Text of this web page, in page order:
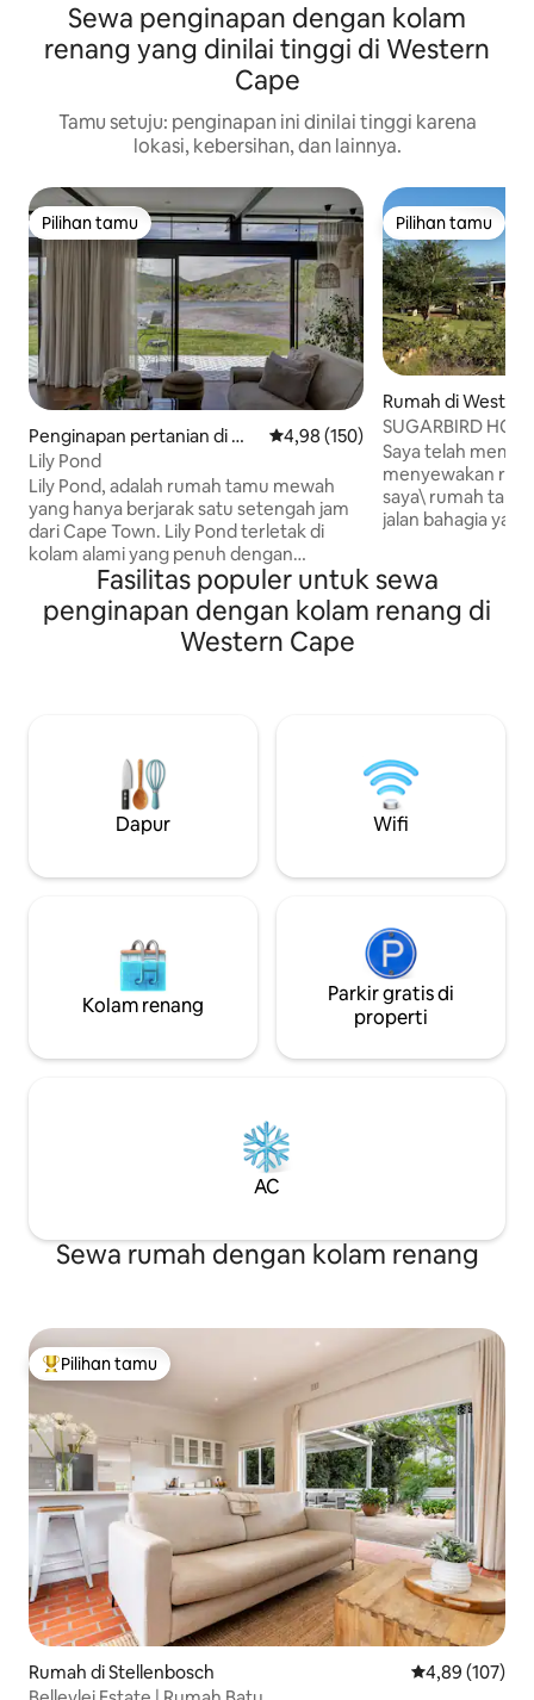
Sewa penginapan dengan kolam
renang yang dinilai tinggi di Western
Cape
Tamu setuju: penginapan ini dinilai tinggi karena
lokasi, kebersihan, dan lainnya.
Pilihan tamu
Pilihan tamu
Penginapan pertanian di Wo
rcester
Nilai rata-rata 4,98 dari 5, 150
4,98 (150)
Lily Pond
Lily Pond, adalah rumah tamu mewah
yang hanya berjarak satu setengah jam
dari Cape Town. Lily Pond terletak di
kolam alami yang penuh dengan
kehidupan burung yang luar biasa,
menciptakan suasana tenang yang tak
tertandingi di tempat lain. Tanpa cottage
lain yang terlihat dan berlokasi di
menghadap kolam, dikombinasikan
dengan jalur berjalan kaki yang indah,
meningkatkan rasa damai dan
pengasingan, menjadikan tempat
Pilihan tamu
Pilihan tamu
Rumah di
SUGARBIRD
Saya telah
menyewakan
saya\ rumah
jalan bahagia
dikelilingi oleh
hektare, latar
(cederberg)
bernapas:). Ada
berukuran besar
untuk pasangan.
Fasilitas populer untuk sewa
penginapan dengan kolam renang di
Western Cape
Dapur Wifi
Kolam renang
Parkir gratis di
properti
AC
Sewa rumah dengan kolam renang
Pilihan tamu terpopuler
Pilihan tamu
Rumah di Stellenbosch Nilai rata-rata
4,89 (107)